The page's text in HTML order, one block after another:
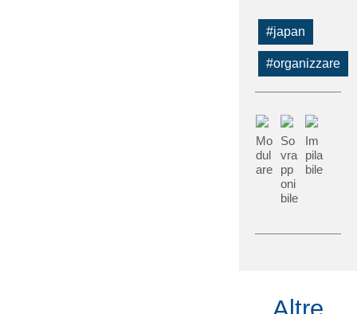
#japan
#organizzare
Mo
dul
are
So
vra
pp
oni
bile
Im
pila
bile